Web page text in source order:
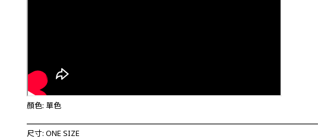
顏色: 單色
尺寸: ONE SIZE